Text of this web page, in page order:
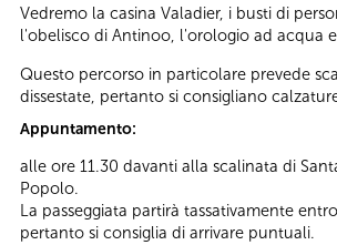
Vedremo la casina Valadier, i busti di
l'obelisco di Antinoo, l'orologio ad acqua
Questo percorso in particolare prevede
dissestate, pertanto si consigliano
Appuntamento:
alle ore 11.30 davanti alla scalinata di
Popolo.
La passeggiata partirà tassativamente
pertanto si consiglia di arrivare puntuali.